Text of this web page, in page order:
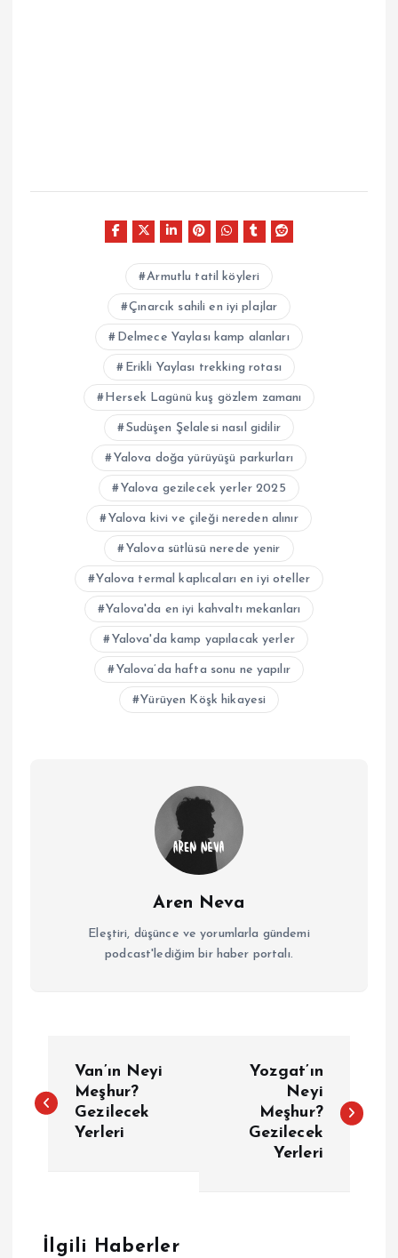
Armutlu tatil köyleri
Çınarcık sahili en iyi plajlar
Delmece Yaylası kamp alanları
Erikli Yaylası trekking rotası
Hersek Lagünü kuş gözlem zamanı
Sudüşen Şelalesi nasıl gidilir
Yalova doğa yürüyüşü parkurları
Yalova gezilecek yerler 2025
Yalova kivi ve çileği nereden alınır
Yalova sütlüsü nerede yenir
Yalova termal kaplıcaları en iyi oteller
Yalova'da en iyi kahvaltı mekanları
Yalova'da kamp yapılacak yerler
Yalova’da hafta sonu ne yapılır
Yürüyen Köşk hikayesi
Aren Neva
Eleştiri, düşünce ve yorumlarla gündemi
podcast'lediğim bir haber portalı.
a
g
Van’ın Neyi
Meşhur?
Gezilecek
Yerleri
Yozgat’ın
Neyi
Meşhur?
Gezilecek
Yerleri
İlgili Haberler